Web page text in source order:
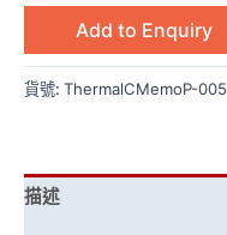
Add to Enquiry
貨號: ThermalCMemoP-005
描述